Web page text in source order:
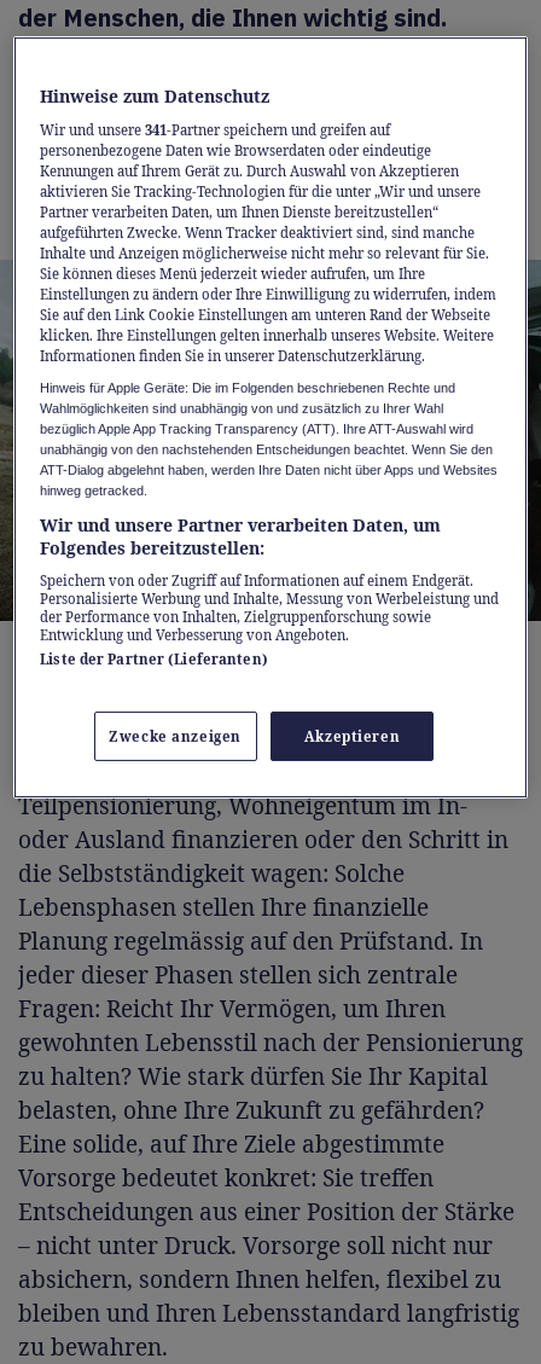
der Menschen, die Ihnen wichtig sind.
kann Ihnen dabei helfen, finanzielle
Sicherheit im Alter aufzubauen und
gleichzeitig Ihr Vermögen
weiterzuentwickeln.
(iStock)
Wenn das Leben neue Pläne macht
Karriereschritt, vorzeitige Pensionierung oder
Teilpensionierung, Wohneigentum im In-
oder Ausland finanzieren oder den Schritt in
die Selbstständigkeit wagen: Solche
Lebensphasen stellen Ihre finanzielle
Planung regelmässig auf den Prüfstand. In
jeder dieser Phasen stellen sich zentrale
Fragen: Reicht Ihr Vermögen, um Ihren
gewohnten Lebensstil nach der Pensionierung
zu halten? Wie stark dürfen Sie Ihr Kapital
belasten, ohne Ihre Zukunft zu gefährden?
Eine solide, auf Ihre Ziele abgestimmte
Vorsorge bedeutet konkret: Sie treffen
Entscheidungen aus einer Position der Stärke
– nicht unter Druck. Vorsorge soll nicht nur
absichern, sondern Ihnen helfen, flexibel zu
bleiben und Ihren Lebensstandard langfristig
zu bewahren.
Hinweise zum Datenschutz
Wir und unsere341-Partner speichern und greifen auf
personenbezogene Daten wie Browserdaten oder eindeutige
Kennungen auf Ihrem Gerät zu. Durch Auswahl von Akzeptieren
aktivieren Sie Tracking-Technologien für die unter „Wir und unsere
Partner verarbeiten Daten, um Ihnen Dienste bereitzustellen“
aufgeführten Zwecke. Wenn Tracker deaktiviert sind, sind manche
Inhalte und Anzeigen möglicherweise nicht mehr so relevant für Sie.
Sie können dieses Menü jederzeit wieder aufrufen, um Ihre
Einstellungen zu ändern oder Ihre Einwilligung zu widerrufen, indem
Sie auf den Link Cookie Einstellungen am unteren Rand der Webseite
klicken. Ihre Einstellungen gelten innerhalb unseres Website. Weitere
Informationen finden Sie in unserer Datenschutzerklärung.
Hinweis für Apple Geräte: Die im Folgenden beschriebenen Rechte und
Wahlmöglichkeiten sind unabhängig von und zusätzlich zu Ihrer Wahl
bezüglich Apple App Tracking Transparency (ATT). Ihre ATT-Auswahl wird
unabhängig von den nachstehenden Entscheidungen beachtet. Wenn Sie den
ATT-Dialog abgelehnt haben, werden Ihre Daten nicht über Apps und Websites
hinweg getracked.
Wir und unsere Partner verarbeiten Daten, um
Folgendes bereitzustellen:
Speichern von oder Zugriff auf Informationen auf einem Endgerät.
Personalisierte Werbung und Inhalte, Messung von Werbeleistung und
der Performance von Inhalten, Zielgruppenforschung sowie
Entwicklung und Verbesserung von Angeboten.
Liste der Partner (Lieferanten)
Zwecke anzeigen Akzeptieren